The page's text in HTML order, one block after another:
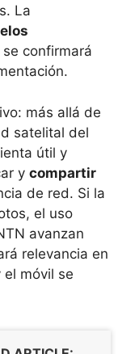
La
confirmará
más allá de
satelital del
útil y
y compartir
de red. Si la
el uso
avanzan
relevancia en
el móvil se